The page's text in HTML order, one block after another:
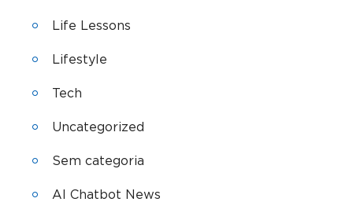
Life Lessons
Lifestyle
Tech
Uncategorized
Sem categoria
AI Chatbot News